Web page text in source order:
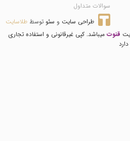
سوالات متداول
طراحی سایت و سئو توسط طلاسایت
قنوت میباشد. کپی غیرقانونی و استفاده تجاری